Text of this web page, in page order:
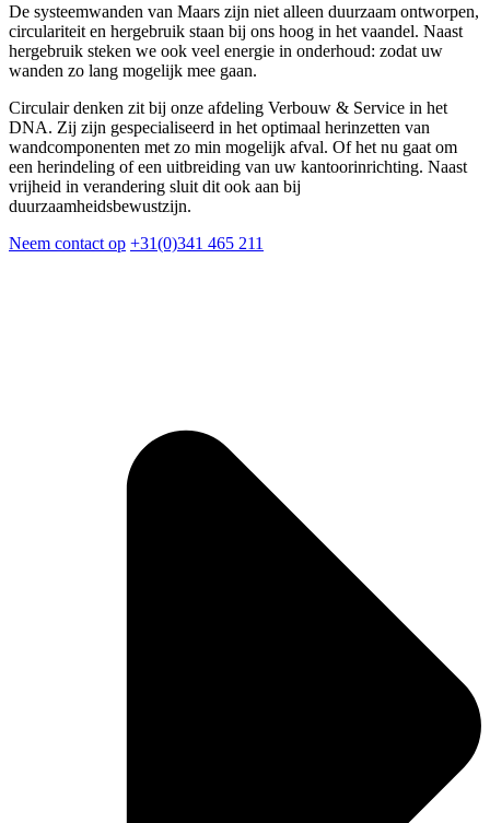
De systeemwanden van Maars zijn niet alleen duurzaam ontworpen,
circulariteit en hergebruik staan bij ons hoog in het vaandel. Naast
hergebruik steken we ook veel energie in onderhoud: zodat uw
wanden zo lang mogelijk mee gaan.
Circulair denken zit bij onze afdeling Verbouw & Service in het
DNA. Zij zijn gespecialiseerd in het optimaal herinzetten van
wandcomponenten met zo min mogelijk afval. Of het nu gaat om
een herindeling of een uitbreiding van uw kantoorinrichting. Naast
vrijheid in verandering sluit dit ook aan bij
duurzaamheidsbewustzijn.
Neem contact op +31(0)341 465 211